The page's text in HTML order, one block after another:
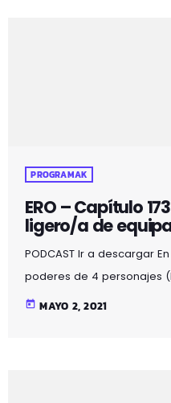
PROGRAMAK
ERO – Capítulo
ligero/a de
PODCAST Ir a descargar
poderes de 4 personajes
y Mr. Hyde) obteniendo un
today MAYO 2, 2021